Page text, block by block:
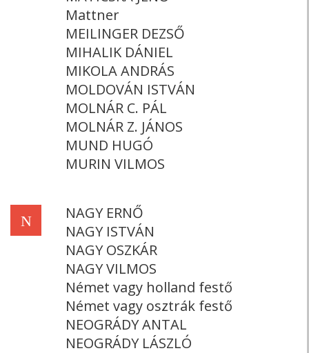
Mattner
MEILINGER DEZSŐ
MIHALIK DÁNIEL
MIKOLA ANDRÁS
MOLDOVÁN ISTVÁN
MOLNÁR C. PÁL
MOLNÁR Z. JÁNOS
MUND HUGÓ
MURIN VILMOS
N
NAGY ERNŐ
NAGY ISTVÁN
NAGY OSZKÁR
NAGY VILMOS
Német vagy holland festő
Német vagy osztrák festő
NEOGRÁDY ANTAL
NEOGRÁDY LÁSZLÓ